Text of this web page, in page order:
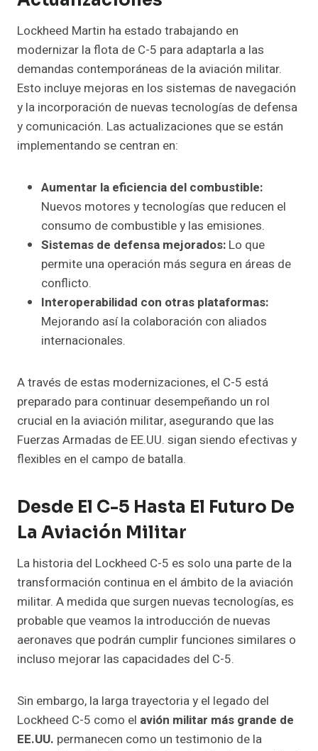
Lockheed Martin ha estado trabajando en
modernizar la flota de C-5 para adaptarla a las
demandas contemporáneas de la aviación militar.
Esto incluye mejoras en los sistemas de navegación
y la incorporación de nuevas tecnologías de defensa
y comunicación. Las actualizaciones que se están
implementando se centran en:
Aumentar la eficiencia del combustible:
Nuevos motores y tecnologías que reducen el
consumo de combustible y las emisiones.
Sistemas de defensa mejorados: Lo que
permite una operación más segura en áreas de
conflicto.
Interoperabilidad con otras plataformas:
Mejorando así la colaboración con aliados
internacionales.
A través de estas modernizaciones, el C-5 está
preparado para continuar desempeñando un rol
crucial en la aviación militar, asegurando que las
Fuerzas Armadas de EE.UU. sigan siendo efectivas y
flexibles en el campo de batalla.
Desde El C-5 Hasta El Futuro De
La Aviación Militar
La historia del Lockheed C-5 es solo una parte de la
transformación continua en el ámbito de la aviación
militar. A medida que surgen nuevas tecnologías, es
probable que veamos la introducción de nuevas
aeronaves que podrán cumplir funciones similares o
incluso mejorar las capacidades del C-5.
Sin embargo, la larga trayectoria y el legado del
Lockheed C-5 como el avión militar más grande de
EE.UU. permanecen como un testimonio de la